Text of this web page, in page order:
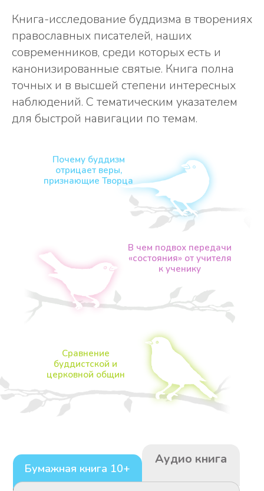
Книга-исследование буддизма в творениях
православных писателей, наших
современников, среди которых есть и
канонизированные святые. Книга полна
точных и в высшей степени интересных
наблюдений. С тематическим указателем
для быстрой навигации по темам.
Почему буддизм
признающие Творца
В чем подвох передачи
«состояния» от учителя
к ученику
Сравнение
буддистской и
церковной общин
Аудио книга
302 р. В корзину